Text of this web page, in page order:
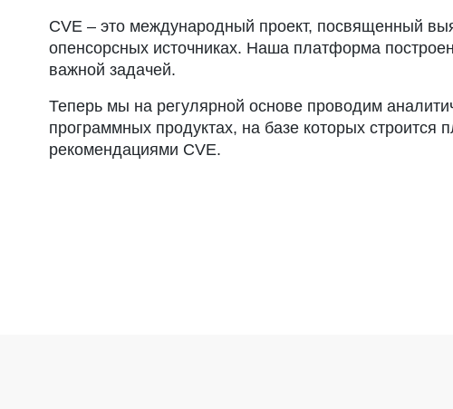
CVE – это международный проект, посвященный
опенсорсных источниках. Наша платформа
важной задачей.
Теперь мы на регулярной основе проводим
программных продуктах, на базе которых
рекомендациями CVE.